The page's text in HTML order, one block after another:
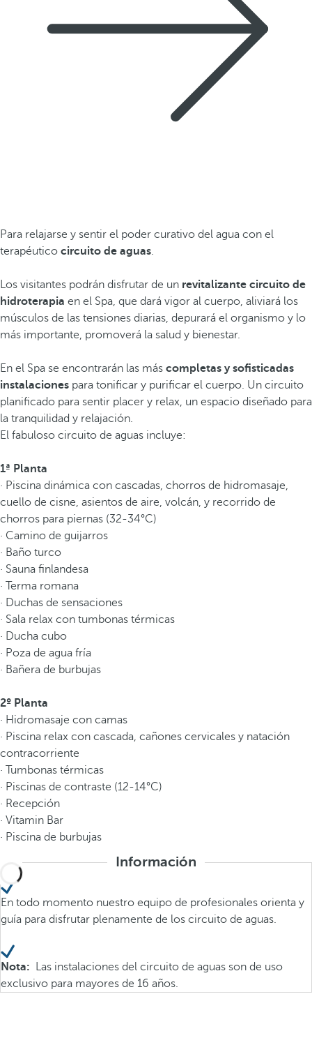
Para relajarse y sentir el poder curativo del agua con el
terapéutico circuito de aguas.
Los visitantes podrán disfrutar de un revitalizante circuito de
hidroterapia en el Spa, que dará vigor al cuerpo, aliviará los
músculos de las tensiones diarias, depurará el organismo y lo
más importante, promoverá la salud y bienestar.
En el Spa se encontrarán las más completas y sofisticadas
instalaciones para tonificar y purificar el cuerpo. Un circuito
planificado para sentir placer y relax, un espacio diseñado para
la tranquilidad y relajación.
El fabuloso circuito de aguas incluye:
1ª Planta
· Piscina dinámica con cascadas, chorros de hidromasaje,
cuello de cisne, asientos de aire, volcán, y recorrido de
chorros para piernas (32-34°C)
· Camino de guijarros
· Baño turco
· Sauna finlandesa
· Terma romana
· Duchas de sensaciones
· Sala relax con tumbonas térmicas
· Ducha cubo
· Poza de agua fría
· Bañera de burbujas
2º Planta
· Hidromasaje con camas
· Piscina relax con cascada, cañones cervicales y natación
contracorriente
· Tumbonas térmicas
· Piscinas de contraste (12-14°C)
· Recepción
· Vitamin Bar
· Piscina de burbujas
Información
En todo momento nuestro equipo de profesionales orienta y
guía para disfrutar plenamente de los circuito de aguas.
Nota:
Las instalaciones del circuito de aguas son de uso
exclusivo para mayores de 16 años.